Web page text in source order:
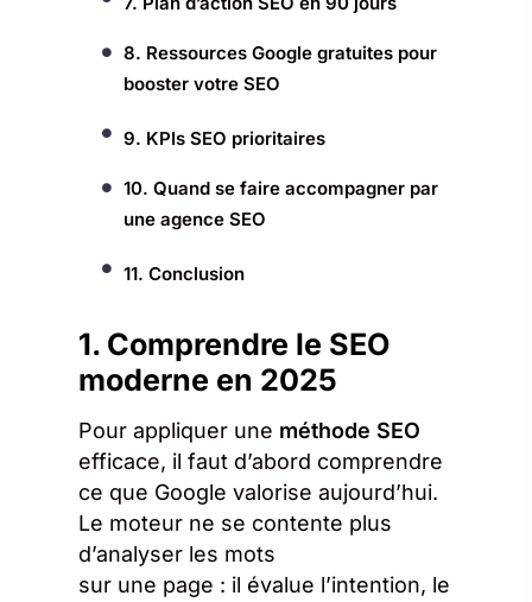
8. Ressources Google gratuites pour
booster votre SEO
9. KPIs SEO prioritaires
10. Quand se faire accompagner par
une agence SEO
11. Conclusion
1. Comprendre le SEO
moderne en 2025
Pour appliquer une méthode SEO
efficace, il faut d’abord comprendre
ce que Google valorise aujourd’hui.
Le moteur ne se contente plus
d’analyser les mots
sur une page : il évalue l’intention, le